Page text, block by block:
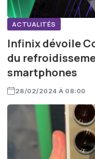
ACTUALITÉS
Infinix dévoile
du
smartphones
28/02/2024 À 08:00